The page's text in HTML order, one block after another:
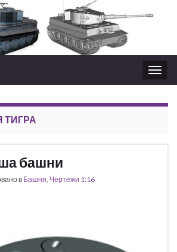
Вкл/
выкл
ТИГРА
башни
в Башня, Чертежи 1:16